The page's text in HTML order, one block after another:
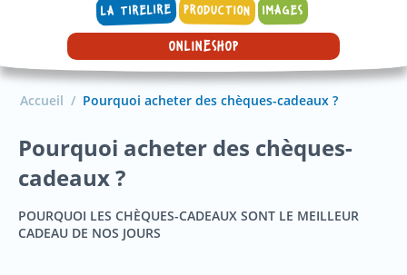
LA TIRELIRE PRODUCTION IMAGES
ONLINESHOP
Accueil / Pourquoi acheter des chèques-cadeaux ?
Pourquoi acheter des chèques-
cadeaux ?
POURQUOI LES CHÈQUES-CADEAUX SONT LE MEILLEUR
CADEAU DE NOS JOURS